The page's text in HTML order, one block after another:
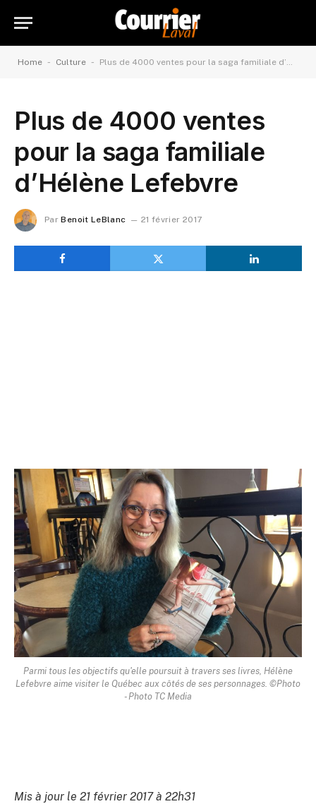
Home - Culture - Plus de 4000 ventes pour la saga familiale d’Hélène Lefebvre
Plus de 4000 ventes
pour la saga familiale
d’Hélène Lefebvre
Par Benoit LeBlanc 21 février 2017
Parmi tous les objectifs qu'elle poursuit à travers ses livres, Hélène
Lefebvre aime visiter le Québec aux côtés de ses personnages. ©Photo
- Photo TC Media
Mis à jour le 21 février 2017 à 22h31